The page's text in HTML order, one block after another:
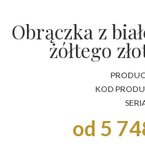
Obrączka z
żółtego
KOD
od 5